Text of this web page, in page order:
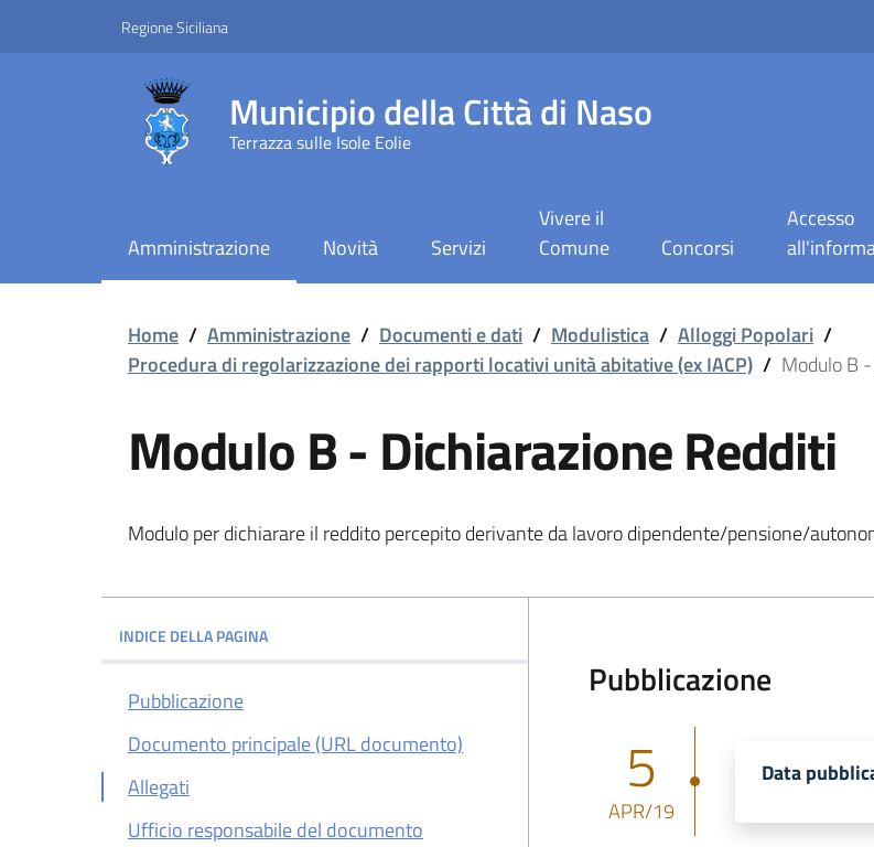
Regione Siciliana
Municipio della Città di Naso
Terrazza sulle Isole Eolie
Amministrazione Novità Servizi
Vivere il
Comune
Concorsi
Accesso
Modulo B - Dichiarazione Redditi
Home / Amministrazione / Documenti e dati / Modulistica / Alloggi Popolari /
Procedura di regolarizzazione dei rapporti locativi unità abitative (ex IACP) / Modulo B
Modulo B - Dichiarazione Redditi
Modulo per dichiarare il reddito percepito derivante da lavoro dipendente/pensione/
INDICE DELLA PAGINA
Pubblicazione
Documento principale (URL documento)
Allegati
Ufficio responsabile del documento
Pubblicazione
5
APR/19
Data